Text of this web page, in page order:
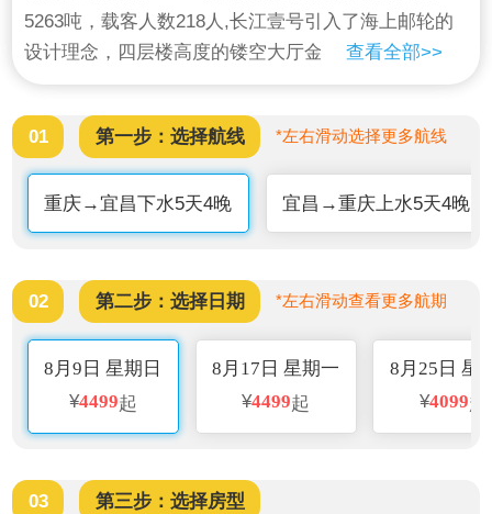
5263吨，载客人数218人,长江壹号引入了海上邮轮的
设计理念，四层楼高度的镂空大厅金碧辉煌，恍如进
入了古堡般的奢华梦境，而走进内河游轮首创的船内
观光电梯，又仿佛将眼光抽出梦境之外能够细细欣
赏。她的总统套房面积达到50㎡，参照五星酒店总统
套房标准设计，分为神州套房、天使套房、国宾休息
厅和扬子江观景平台。位于四楼前部的明珠大厅是游
轮的娱乐、休闲、会议多功能厅， 设有观景酒吧、舞
透的落地玻璃幕墙设计。五楼阳光甲板是以碧水、蓝
天、阳光为主题的休闲娱乐健身平台，包括阳光酒
吧、雪茄吧、 健身房、蓝鲸露天冲浪游泳池。
查看全部>>
01 第一步：选择航线 *左右滑动选择更多航线
重庆→宜昌下水5天4晚 宜昌→重庆上水5天4晚
02 第二步：选择日期 *左右滑动查看更多航期
8月9日 星期日
¥4499起
8月17日 星期一
¥4499起
8月25日 星
¥4099起
03 第三步：选择房型